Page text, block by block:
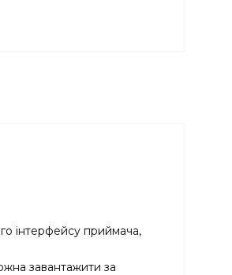
інтерфейсу приймача,
завантажити за